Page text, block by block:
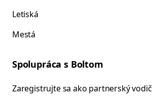
Letiská
Mestá
Spolupráca s Boltom
Zaregistrujte sa ako partnerský vodič